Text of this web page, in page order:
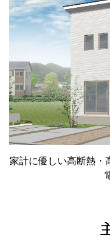
家計に優しい高断熱・